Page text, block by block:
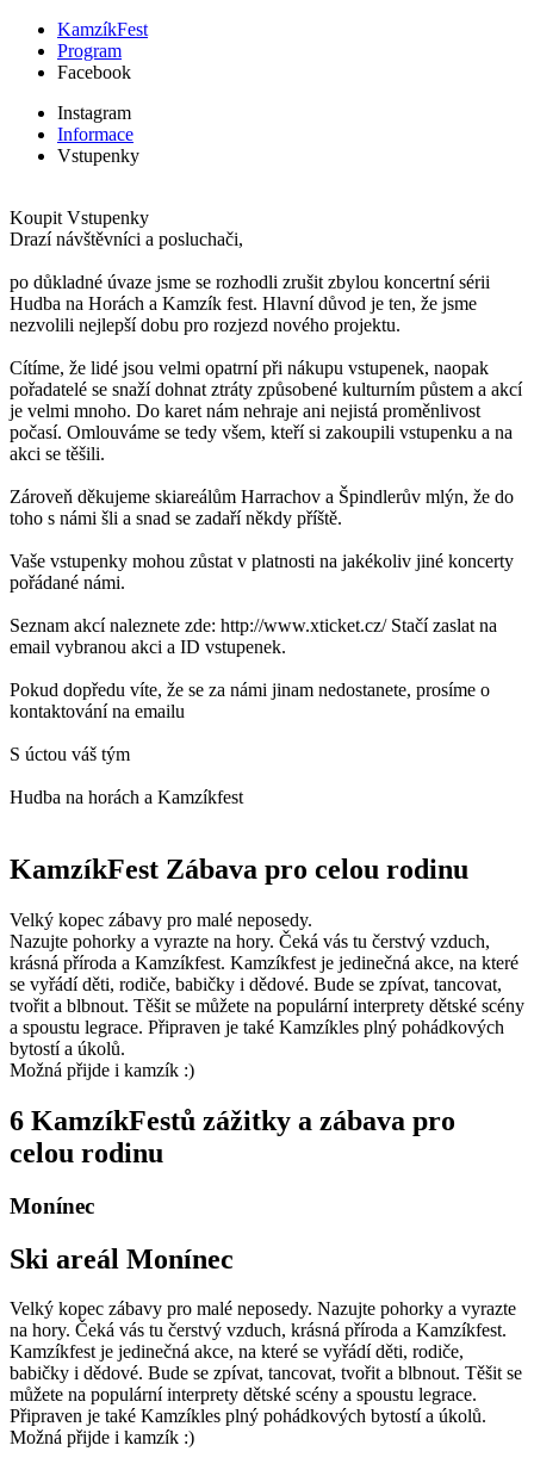
KamzíkFest
Program
Facebook
Instagram
Informace
Vstupenky
Koupit Vstupenky
Drazí návštěvníci a posluchači,
po důkladné úvaze jsme se rozhodli zrušit zbylou koncertní sérii
Hudba na Horách a Kamzík fest. Hlavní důvod je ten, že jsme
nezvolili nejlepší dobu pro rozjezd nového projektu.
Cítíme, že lidé jsou velmi opatrní při nákupu vstupenek, naopak
pořadatelé se snaží dohnat ztráty způsobené kulturním půstem a akcí
je velmi mnoho. Do karet nám nehraje ani nejistá proměnlivost
počasí. Omlouváme se tedy všem, kteří si zakoupili vstupenku a na
akci se těšili.
Zároveň děkujeme skiareálům Harrachov a Špindlerův mlýn, že do
toho s námi šli a snad se zadaří někdy příště.
Vaše vstupenky mohou zůstat v platnosti na jakékoliv jiné koncerty
pořádané námi.
Seznam akcí naleznete zde: http://www.xticket.cz/ Stačí zaslat na
email vybranou akci a ID vstupenek.
Pokud dopředu víte, že se za námi jinam nedostanete, prosíme o
kontaktování na emailu
S úctou váš tým
Hudba na horách a Kamzíkfest
KamzíkFest Zábava pro celou rodinu
Velký kopec zábavy pro malé neposedy.
Nazujte pohorky a vyrazte na hory. Čeká vás tu čerstvý vzduch,
krásná příroda a Kamzíkfest. Kamzíkfest je jedinečná akce, na které
se vyřádí děti, rodiče, babičky i dědové. Bude se zpívat, tancovat,
tvořit a blbnout. Těšit se můžete na populární interprety dětské scény
a spoustu legrace. Připraven je také Kamzíkles plný pohádkových
bytostí a úkolů.
Možná přijde i kamzík :)
6 KamzíkFestů zážitky a zábava pro
celou rodinu
Monínec
Ski areál Monínec
Velký kopec zábavy pro malé neposedy. Nazujte pohorky a vyrazte
na hory. Čeká vás tu čerstvý vzduch, krásná příroda a Kamzíkfest.
Kamzíkfest je jedinečná akce, na které se vyřádí děti, rodiče,
babičky i dědové. Bude se zpívat, tancovat, tvořit a blbnout. Těšit se
můžete na populární interprety dětské scény a spoustu legrace.
Připraven je také Kamzíkles plný pohádkových bytostí a úkolů.
Možná přijde i kamzík :)